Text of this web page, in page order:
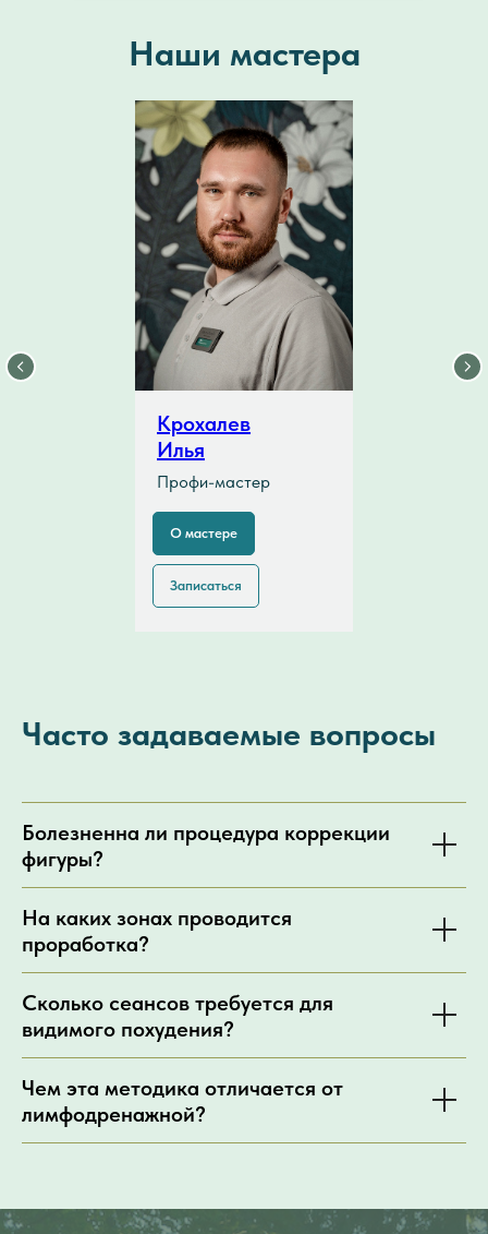
Наши мастера
Крохалев
Илья
Профи-мастер
О мастере
Записаться
Часто задаваемые вопросы
Болезненна ли процедура коррекции
фигуры?
На каких зонах проводится
проработка?
Сколько сеансов требуется для
видимого похудения?
Чем эта методика отличается от
лимфодренажной?